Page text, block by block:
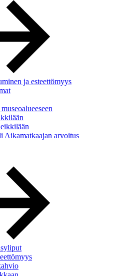
ja esteettömyys
Aikamatkaajan arvoitus